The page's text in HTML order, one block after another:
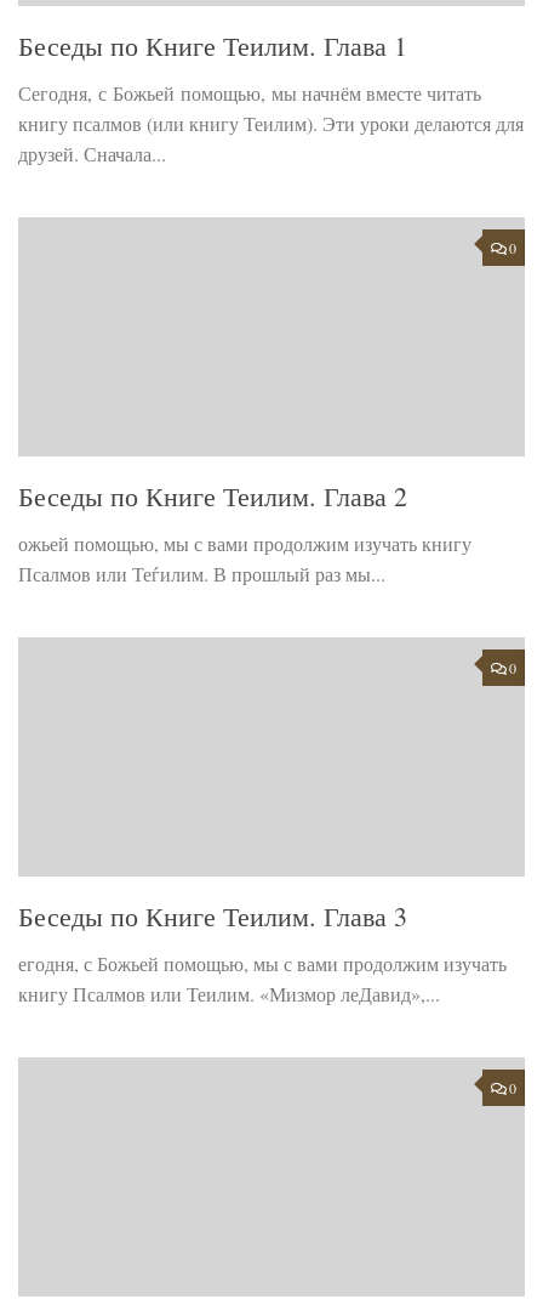
Беседы по Книге Теилим. Глава 1
Сегодня, с Божьей помощью, мы начнём вместе читать
книгу псалмов (или книгу Теилим). Эти уроки делаются для
друзей. Сначала...
0
Беседы по Книге Теилим. Глава 2
ожьей помощью, мы с вами продолжим изучать книгу
Псалмов или Теѓилим. В прошлый раз мы...
0
Беседы по Книге Теилим. Глава 3
егодня, с Божьей помощью, мы с вами продолжим изучать
книгу Псалмов или Теилим. «Мизмор леДавид»,...
0